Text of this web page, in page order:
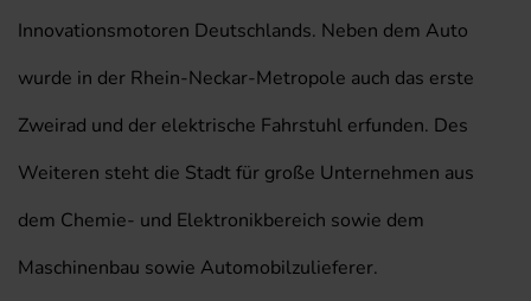
Innovationsmotoren Deutschlands. Neben dem Auto
wurde in der Rhein-Neckar-Metropole auch das erste
Zweirad und der elektrische Fahrstuhl erfunden. Des
Weiteren steht die Stadt für große Unternehmen aus
dem Chemie- und Elektronikbereich sowie dem
Maschinenbau sowie Automobilzulieferer.